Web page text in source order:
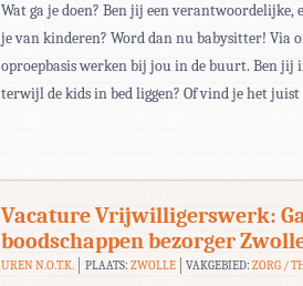
Wat ga je doen? Ben jij een
je van kinderen? Word dan nu babysitter! Via
oproepbasis werken bij jou in de buurt. Ben jij
terwijl de kids in bed liggen? Of vind je het
Vacature Vrijwilligerswerk:
boodschappen bezorger
UREN N.O.T.K. PLAATS: ZWOLLE VAKGEBIED:ZORG /